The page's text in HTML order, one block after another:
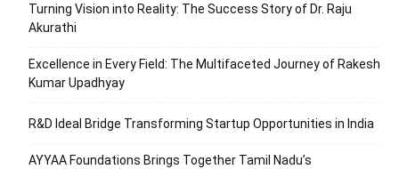
Turning Vision into Reality: The Success Story of Dr. Raju
Akurathi
Excellence in Every Field: The Multifaceted Journey of Rakesh
Kumar Upadhyay
R&D Ideal Bridge Transforming Startup Opportunities in India
AYYAA Foundations Brings Together Tamil Nadu’s